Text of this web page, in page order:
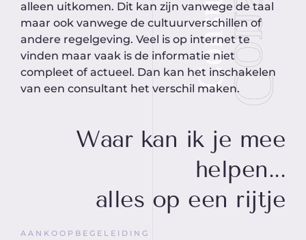
alleen uitkomen. Dit kan zijn vanwege de taal
maar ook vanwege de cultuurverschillen of
andere regelgeving. Veel is op internet te
vinden maar vaak is de informatie niet
compleet of actueel. Dan kan het inschakelen
van een consultant het verschil maken.
Waar kan ik je mee
helpen...
alles op een rijtje
AANKOOPBEGELEIDING